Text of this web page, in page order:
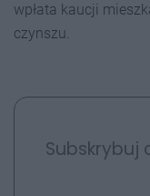
wpłata kaucji
czynszu.
Subskrybuj